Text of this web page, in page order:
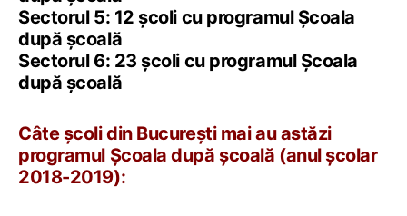
Sectorul 5: 12 școli cu programul Școala
după școală
Sectorul 6: 23 școli cu programul Școala
după școală
Câte școli din București mai au astăzi
programul Școala după școală (anul școlar
2018-2019):